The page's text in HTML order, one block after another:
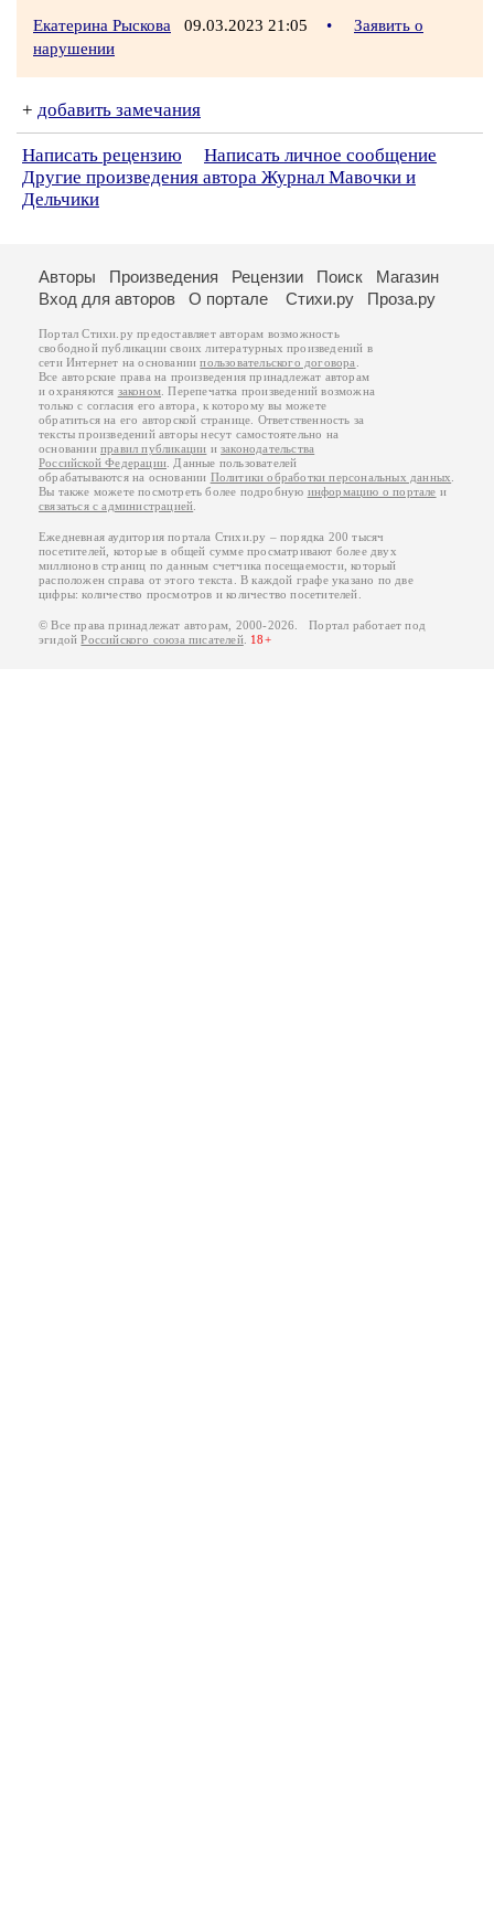
Екатерина Рыскова 09.03.2023 21:05 •
Заявить о
нарушении
+ добавить замечания
Написать рецензию
Написать личное сообщение
Другие произведения автора Журнал Мавочки и
Дельчики
Авторы Произведения Рецензии Поиск
Магазин
Вход для авторов
О портале Стихи.ру Проза.ру
Портал Стихи.ру предоставляет авторам возможность
свободной публикации своих литературных произведений в
сети Интернет на основаниипользовательского договора
Все авторские права на произведения принадлежат авторам
и охраняются законом . Перепечатка произведений возможна
только с согласия его автора, к которому вы можете
обратиться на его авторской странице. Ответственность за
тексты произведений авторы несут самостоятельно на
основанииправил публикации изаконодательства
Российской Федерации . Данные пользователей
обрабатываются на основании Политики обработки персональных данных
Вы также можете посмотреть более подробную информацию о портале и
связаться с администрацией
Ежедневная аудитория портала Стихи.ру – порядка 200 тысяч
посетителей, которые в общей сумме просматривают более двух
миллионов страниц по данным счетчика посещаемости, который
расположен справа от этого текста. В каждой графе указано по две
цифры: количество просмотров и количество посетителей.
© Все права принадлежат авторам, 2000-2026. Портал работает под
эгидойРоссийского союза писателей. 18+